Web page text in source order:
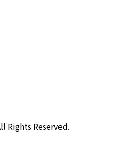
Rights Reserved.